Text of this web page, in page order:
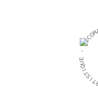
D
ÉC
O
T
I
S
T
I
Q
U
E